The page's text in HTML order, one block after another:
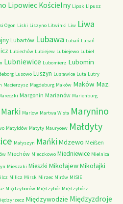
Lipowiec Kościelny Lipsk Lipusz
Ogon Liski Liszyno Litwinki Liw Liwa
Lubartów Lubawa Lubań Lubań
Lubiechów Lubiejew Lubiejewo Lubiel
Lubniewice Lubomierz Lubomin
Lusowo Luszyn Lusławice Luta Lutry
Macierzysz Magdeburg Maków Maków Maz.
Margonin Marianów Marienburg
Marki Marlow Martwa Wisła Marynino
Matyldów Matyty Maurycew Małdyty
Małyszyn MańkiMdzewo Meißen
Miechów Mieczkowo Miedniewice Mielnica
Mieszaki Mieszki MikołajewMikołajki
Milicz Mirsk Mirzec Mirów MISIE
Międzyborów Międzybór Międzybórz
Międzywodzie Międzyzdroje